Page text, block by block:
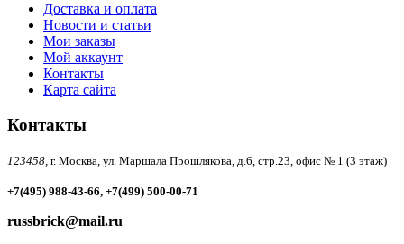
Доставка и оплата
Новости и статьи
Мои заказы
Мой аккаунт
Контакты
Карта сайта
Контакты
123458, г. Москва, ул. Маршала Прошлякова, д.6, стр.23, офис № 1 (3 этаж)
+7(495) 988-43-66, +7(499) 500-00-71
russbrick@mail.ru